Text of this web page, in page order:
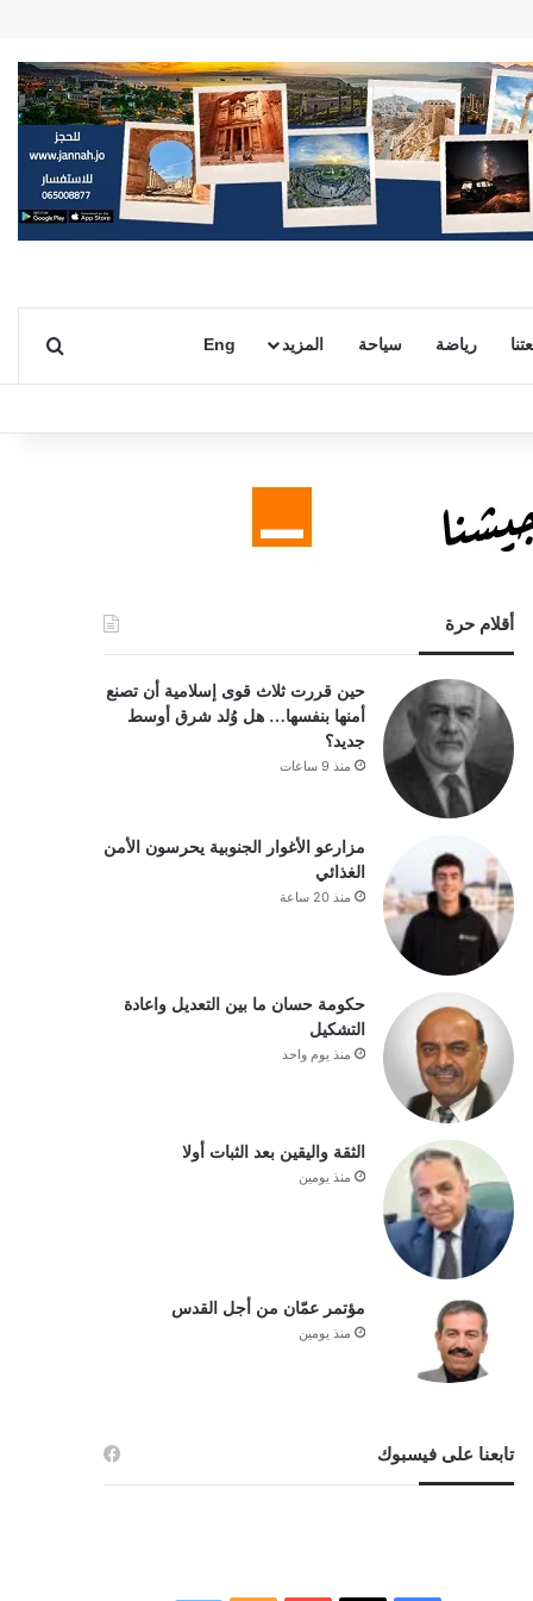
رياضة سياحة المزيد Eng بحث
أقلام حرة
حين قررت ثلاث قوى إسلامية أن تصنع
أمنها بنفسها… هل وُلد شرق أوسط
جديد؟
منذ 9 ساعات
مزارعو الأغوار الجنوبية يحرسون الأمن
الغذائي
منذ 20 ساعة
حكومة حسان ما بين التعديل واعادة
التشكيل
منذ يوم واحد
الثقة واليقين بعد الثبات أولا
منذ يومين
مؤتمر عمّان من أجل القدس
منذ يومين
تابعنا على فيسبوك